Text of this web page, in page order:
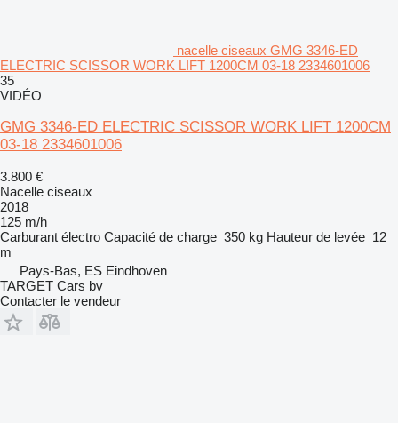
nacelle ciseaux GMG 3346-ED
ELECTRIC SCISSOR WORK LIFT 1200CM 03-18 2334601006
35
VIDÉO
GMG 3346-ED ELECTRIC SCISSOR WORK LIFT 1200CM
03-18 2334601006
3.800 €
Nacelle ciseaux
2018
125 m/h
Carburant électro Capacité de charge 350 kg Hauteur de levée 12
m
Pays-Bas, ES Eindhoven
TARGET Cars bv
Contacter le vendeur